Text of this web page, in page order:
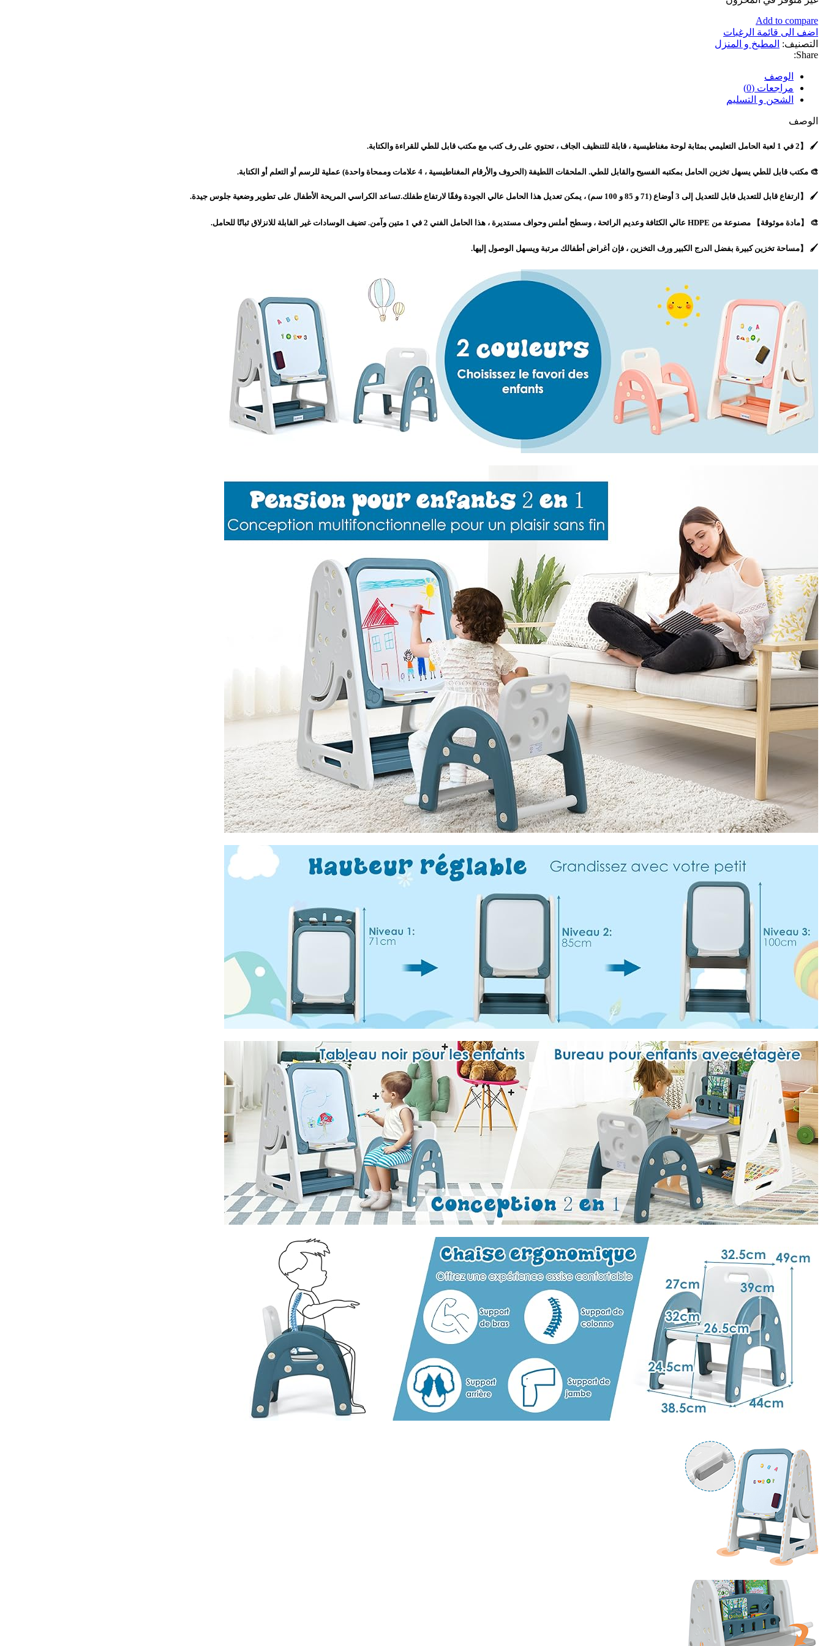
Add to compare
اضف الى قائمة الرغبات
التصنيف: المطبخ و المنزل
Share:
الوصف
مراجعات (0)
الشحن و التسليم
الوصف
🖌️ 【2 في 1 لعبة الحامل التعليمي بمثابة لوحة مغناطيسية ، قابلة للتنظيف الجاف ، تحتوي على رف كتب مع مكتب قابل للطي للقراءة والكتابة.
🎨 مكتب قابل للطي يسهل تخزين الحامل بمكتبه الفسيح والقابل للطي. الملحقات اللطيفة (الحروف والأرقام المغناطيسية ، 4 علامات وممحاة واحدة) عملية للرسم أو التعلم أو الكتابة.
🖌️ 【ارتفاع قابل للتعديل قابل للتعديل إلى 3 أوضاع (71 و 85 و 100 سم) ، يمكن تعديل هذا الحامل عالي الجودة وفقًا لارتفاع طفلك.تساعد الكراسي المريحة الأطفال على تطوير وضعية جلوس جيدة.
🎨 【مادة موثوقة】 مصنوعة من HDPE عالي الكثافة وعديم الرائحة ، وسطح أملس وحواف مستديرة ، هذا الحامل الفني 2 في 1 متين وآمن. تضيف الوسادات غير القابلة للانزلاق ثباتًا للحامل.
🖌️ 【مساحة تخزين كبيرة بفضل الدرج الكبير ورف التخزين ، فإن أغراض أطفالك مرتبة ويسهل الوصول إليها.